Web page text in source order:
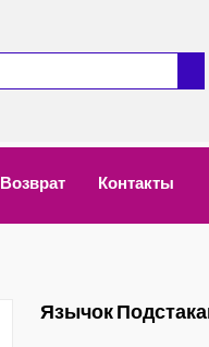
Возврат Контакты
Язычок